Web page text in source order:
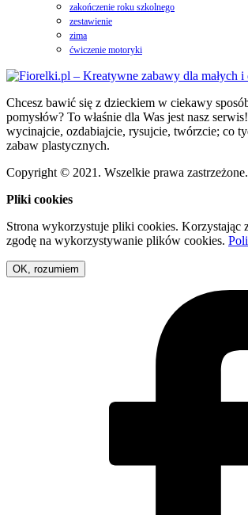
zakończenie roku szkolnego
zestawienie
zima
ćwiczenie motoryki
Chcesz bawić się z dzieckiem w ciekawy
pomysłów? To właśnie dla Was jest nasz
wycinajcie, ozdabiajcie, rysujcie, twórzcie; co
zabaw plastycznych.
Copyright © 2021. Wszelkie prawa zastrzeżone.
Pliki cookies
Strona wykorzystuje pliki cookies. Korzystając
zgodę na wykorzystywanie plików cookies.
OK, rozumiem